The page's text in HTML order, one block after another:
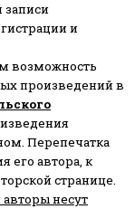
записи
и
возможность
произведений в
Перепечатка
его автора, к
странице.
авторы несут